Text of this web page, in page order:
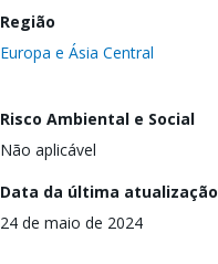
Região
Europa e Ásia Central
Risco Ambiental e Social
Não aplicável
Data da última atualização
24 de maio de 2024